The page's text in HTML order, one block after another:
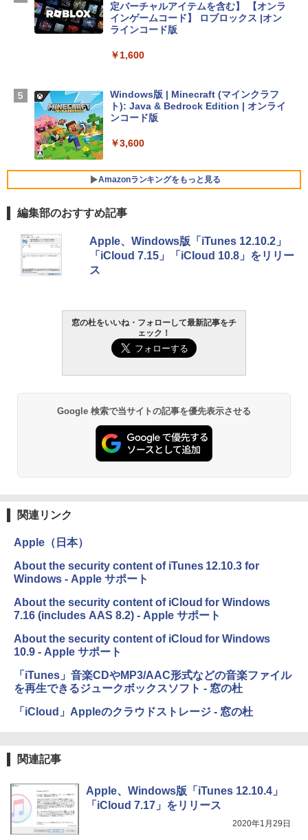
(M5)|ダウンロード版
￥347,600
ン 15-fd 15.6インチ 16GBメモリ 512GB
SSD インテル Core 5
￥129,800
ersonal/Copilotキー搭載/Win 11/15.6型/
Core i5/16GB/SSD 512GB/ホワイト) FM
定バーチャルアイテムを含む】 【オンラ
インゲームコード】 ロブロックス |オン
ラインコード版
￥1,600
Windows版 | Minecraft (マインクラフ
ト): Java & Bedrock Edition | オンライ
ンコード版
￥3,600
Amazonランキングをもっと見る
生成AIパスポート公式テキスト 第４版
￥1,766
AIイラスト表現辞典: 思い通りの絵を引き
出す プロンプトの言葉 AI画像生成シリー
ズ (はぴーイラストLabo)
ClaudeCode いちばんやさしい 教科書:
方 マニュアル AI副業にもコンテンツ作成
にもKindle出版にも！ 非エンジニアのた
めのAIコーディング入門シリーズ
FM TOWNS ハイパー・カタログ: 本体ハ
ードウェア・市販ソフトウェアのパーフ
ェクトリストと最新エミュレータ紹介
￥1,600
Amazon Kindle Paperwhite (16GB) 7イ
ンチディスプレイ、色調調節ライト、12
週間持続バッテリー、広告なし、ブラッ
Amazon Kindle - 目に優しい、かさばら
ない、大きな画面で読みやすい、6週間持
続バッテリー、6インチディスプレイ電子
￥19,980
Kindle Paperwhite シグニチャーエディ
ション (32GB) 7インチディスプレイ、明
ージ、防水、7インチカラーディスプレ
イ、色調調節ライト、最大8週間持続バッ
売)
New Amazon Kindle Scribe Colorsoft |
11インチカラーディスプレイ、64GBスト
レージ、ノート機能搭載、明るさ自動調
整、色調調節ライト、プレミアムペン付
き、グラファイト
編集部のおすすめ記事
Apple、Windows版「iTunes 12.10.2」
「iCloud 7.15」「iCloud 10.8」をリリー
ス
窓の杜をいいね・フォローして最新記事をチ
ェック！
Google 検索で当サイトの記事を優先表示させる
関連リンク
Apple（日本）
About the security content of iTunes 12.10.3 for
Windows - Apple サポート
About the security content of iCloud for Windows
7.16 (includes AAS 8.2) - Apple サポート
About the security content of iCloud for Windows
10.9 - Apple サポート
「iTunes」音楽CDやMP3/AAC形式などの音楽ファイル
を再生できるジュークボックスソフト - 窓の杜
「iCloud」Appleのクラウドストレージ - 窓の杜
関連記事
Apple、Windows版「iTunes 12.10.4」
「iCloud 7.17」をリリース
2020年1月29日